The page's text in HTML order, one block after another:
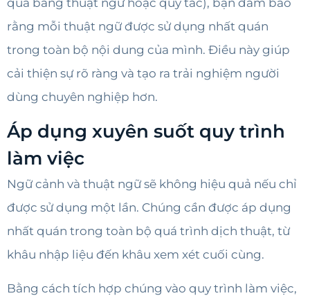
qua bảng thuật ngữ hoặc quy tắc), bạn đảm bảo
rằng mỗi thuật ngữ được sử dụng nhất quán
trong toàn bộ nội dung của mình. Điều này giúp
cải thiện sự rõ ràng và tạo ra trải nghiệm người
dùng chuyên nghiệp hơn.
Áp dụng xuyên suốt quy trình
làm việc
Ngữ cảnh và thuật ngữ sẽ không hiệu quả nếu chỉ
được sử dụng một lần. Chúng cần được áp dụng
nhất quán trong toàn bộ quá trình dịch thuật, từ
khâu nhập liệu đến khâu xem xét cuối cùng.
Bằng cách tích hợp chúng vào quy trình làm việc,